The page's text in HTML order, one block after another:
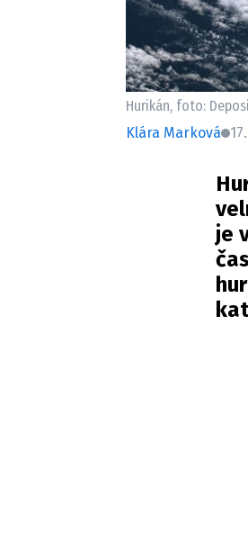
Hurikán, foto:
Klára Marková
je